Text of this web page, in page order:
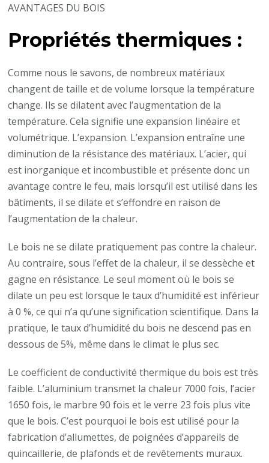
AVANTAGES DU BOIS
Propriétés thermiques :
Comme nous le savons, de nombreux matériaux
changent de taille et de volume lorsque la température
change. Ils se dilatent avec l’augmentation de la
température. Cela signifie une expansion linéaire et
volumétrique. L’expansion. L’expansion entraîne une
diminution de la résistance des matériaux. L’acier, qui
est inorganique et incombustible et présente donc un
avantage contre le feu, mais lorsqu’il est utilisé dans les
bâtiments, il se dilate et s’effondre en raison de
l’augmentation de la chaleur.
Le bois ne se dilate pratiquement pas contre la chaleur.
Au contraire, sous l’effet de la chaleur, il se dessèche et
gagne en résistance. Le seul moment où le bois se
dilate un peu est lorsque le taux d’humidité est inférieur
à 0 %, ce qui n’a qu’une signification scientifique. Dans la
pratique, le taux d’humidité du bois ne descend pas en
dessous de 5%, même dans le climat le plus sec.
Le coefficient de conductivité thermique du bois est très
faible. L’aluminium transmet la chaleur 7000 fois, l’acier
1650 fois, le marbre 90 fois et le verre 23 fois plus vite
que le bois. C’est pourquoi le bois est utilisé pour la
fabrication d’allumettes, de poignées d’appareils de
quincaillerie, de plafonds et de revêtements muraux.